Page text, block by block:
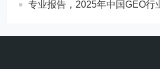
专业报告，2025年中国GEO行